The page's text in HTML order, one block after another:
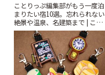
ことりっぷ編集部がもう一度泊
まりたい宿10選。忘れられない
絶景や温泉、名建築まで | こと
りっぷ